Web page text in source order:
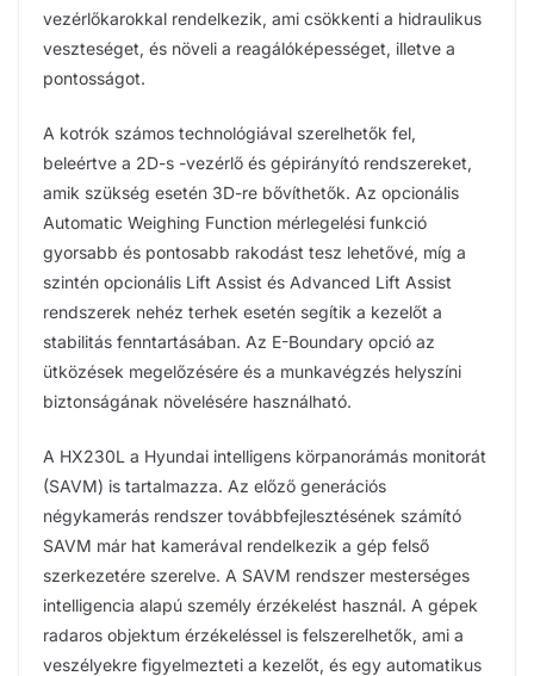
vezérlőkarokkal rendelkezik, ami csökkenti a hidraulikus
veszteséget, és növeli a reagálóképességet, illetve a
pontosságot.
A kotrók számos technológiával szerelhetők fel,
beleértve a 2D-s -vezérlő és gépirányító rendszereket,
amik szükség esetén 3D-re bővíthetők. Az opcionális
Automatic Weighing Function mérlegelési funkció
gyorsabb és pontosabb rakodást tesz lehetővé, míg a
szintén opcionális Lift Assist és Advanced Lift Assist
rendszerek nehéz terhek esetén segítik a kezelőt a
stabilitás fenntartásában. Az E-Boundary opció az
ütközések megelőzésére és a munkavégzés helyszíni
biztonságának növelésére használható.
A HX230L a Hyundai intelligens körpanorámás monitorát
(SAVM) is tartalmazza. Az előző generációs
négykamerás rendszer továbbfejlesztésének számító
SAVM már hat kamerával rendelkezik a gép felső
szerkezetére szerelve. A SAVM rendszer mesterséges
intelligencia alapú személy érzékelést használ. A gépek
radaros objektum érzékeléssel is felszerelhetők, ami a
veszélyekre figyelmezteti a kezelőt, és egy automatikus